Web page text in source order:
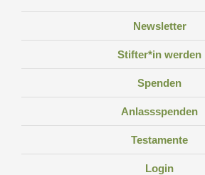
MANFRED HEIL
Geschäftsführer WeSustain GmbH
Newsletter
Stifter*in werden
Spenden
Anlassspenden
Testamente
Login